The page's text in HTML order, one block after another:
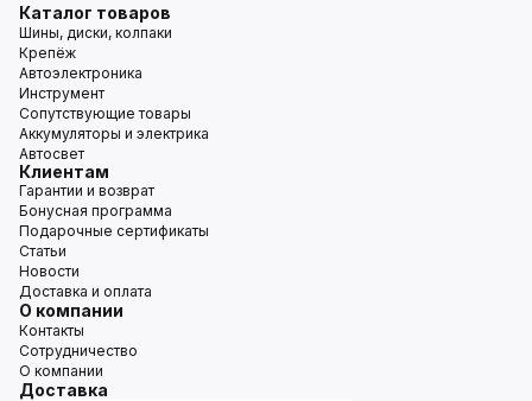
Каталог товаров
Шины, диски, колпаки
Крепёж
Автоэлектроника
Инструмент
Сопутствующие товары
Аккумуляторы и электрика
Автосвет
Клиентам
Гарантии и возврат
Бонусная программа
Подарочные сертификаты
Статьи
Новости
Доставка и оплата
О компании
Контакты
Сотрудничество
О компании
Доставка